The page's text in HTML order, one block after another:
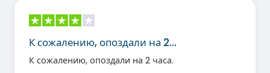
К сожалению, опоздали на 2…
К сожалению, опоздали на 2 часа.